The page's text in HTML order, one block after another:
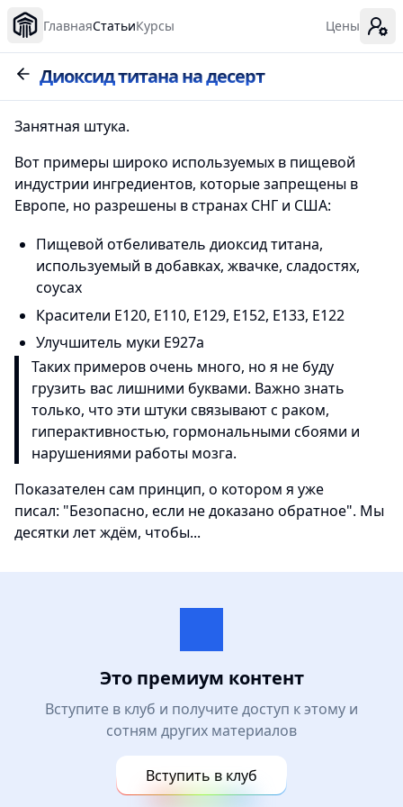
ГлавнаяСтатьиКурсы Цены
Диоксид титана на десерт
Занятная штука.
Вот примеры широко используемых в пищевой
индустрии ингредиентов, которые запрещены в
Европе, но разрешены в странах СНГ и США:
Пищевой отбеливатель диоксид титана,
используемый в добавках, жвачке, сладостях,
соусах
Красители Е120, E110, E129, E152, E133, E122
Улучшитель муки E927a
Таких примеров очень много, но я не буду
грузить вас лишними буквами. Важно знать
только, что эти штуки связывают с раком,
гиперактивностью, гормональными сбоями и
нарушениями работы мозга.
Показателен сам принцип, о котором я уже
писал: "Безопасно, если не доказано обратное". Мы
десятки лет ждём, чтобы...
Это премиум контент
Вступите в клуб и получите доступ к этому и
сотням других материалов
Вступить в клуб